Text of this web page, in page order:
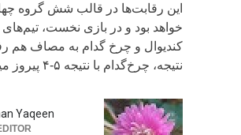
این رقابت‌ها در قالب شش گروه
خواهد بود و در بازی نخست،
کندیوال و چرخ گدام به مصاف هم
نتیجه، چرخ‌گدام با نتیجه ۵-۴ پیروز میدان شد.
Yaqeen